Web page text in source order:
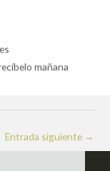
mañana
Entrada siguiente →